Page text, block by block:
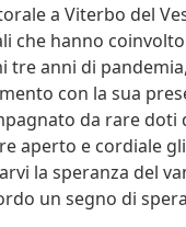
a Viterbo del
che hanno
anni di
con la sua
da rare doti
aperto e cordiale
la speranza del
un segno di